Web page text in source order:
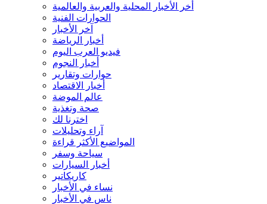
أخر الأخبار المحلية والعربية والعالمية
الحوارات الفنية
آخر الأخبار
أخبار الرياضة
فيديو العرب اليوم
أخبار النجوم
حوارات وتقارير
أخبار الاقتصاد
عالم الموضة
صحة وتغذية
اخترنا لك
آراء وتحليلات
المواضيع الأكثر قراءة
سياحة وسفر
أخبار السيارات
كاريكاتير
نساء في الأخبار
ناس في الأخبار